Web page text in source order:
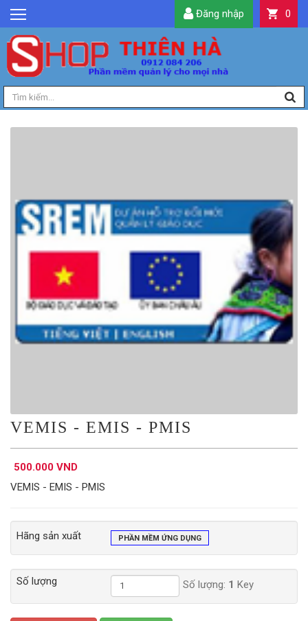
GIỚI THIỆU
TIN TỨC
SẢN PHẨM
DỊCH VỤ
0
Đăng nhập
VEMIS - EMIS - PMIS
500.000 VND
VEMIS - EMIS - PMIS
Hãng sản xuất PHẦN MỀM ỨNG DỤNG
Số lượng Số lượng: 1 Key